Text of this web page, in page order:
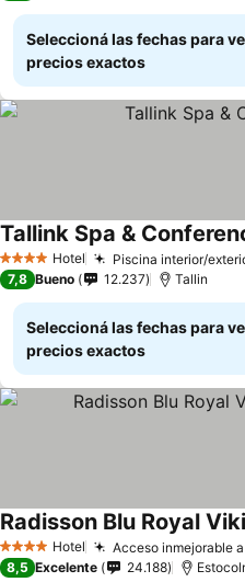
Seleccioná las fechas para
precios exactos
4 EstrellasHotel Piscina interior/
Tallink Spa &
7,8 Bueno 12.237 Tallin
Seleccioná las fechas para
precios exactos
4 EstrellasHotel Acceso inmejorable
Radisson Blu Royal
8,5 Excelente 24.188